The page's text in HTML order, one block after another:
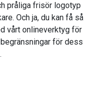
pråliga frisör logotyp
Och ja, du kan få så
vårt onlineverktyg för
för dess